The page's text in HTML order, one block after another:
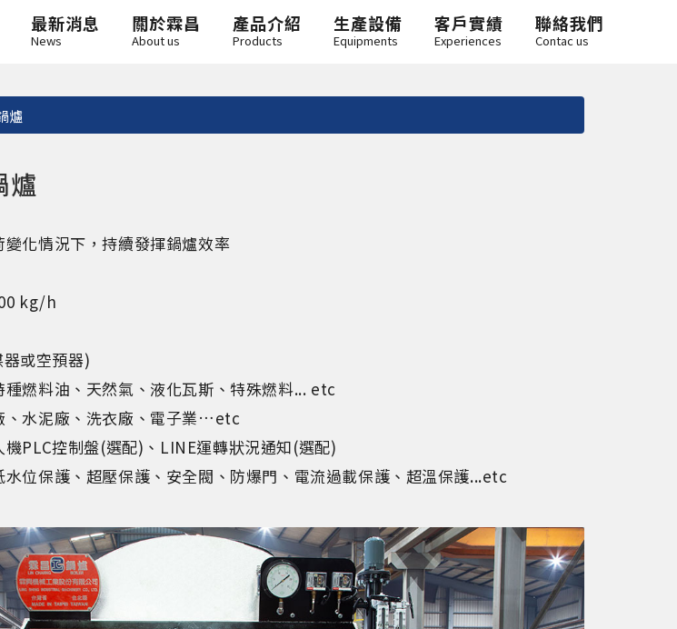
最新消息
News
關於霖昌
About us
產品介紹
Products
生產設備
Equipments
客戶實績
Experiences
聯絡我們
Contac us
爐
爐
化情況下，持續發揮鍋爐效率
kg/h
或空預器)
燃料油、天然氣、液化瓦斯、特殊燃料... etc
、水泥廠、洗衣廠、電子業…etc
PLC控制盤(選配)、LINE運轉狀況通知(選配)
位保護、超壓保護、安全閥、防爆門、電流過載保護、超溫保護...etc